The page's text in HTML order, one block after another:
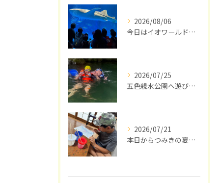
2026/08/06
今日はイオワールドかごしま水族館に行ってきました🐬🎉
2026/07/25
五色親水公園へ遊びに来ました🌻🌞
2026/07/21
本日からつみきの夏休みがスタートしました🌞